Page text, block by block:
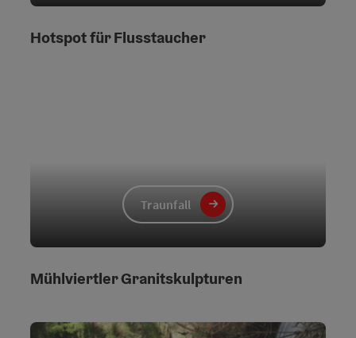
Hotspot für Flusstaucher
Traunfall
Mühlviertler Granitskulpturen